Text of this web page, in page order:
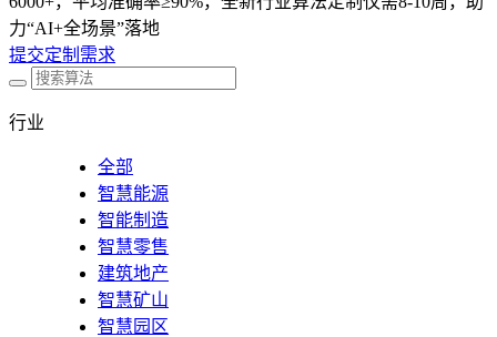
力“AI+全场景”落地
提交定制需求
行业
全部
智慧能源
智能制造
智慧零售
建筑地产
智慧矿山
智慧园区